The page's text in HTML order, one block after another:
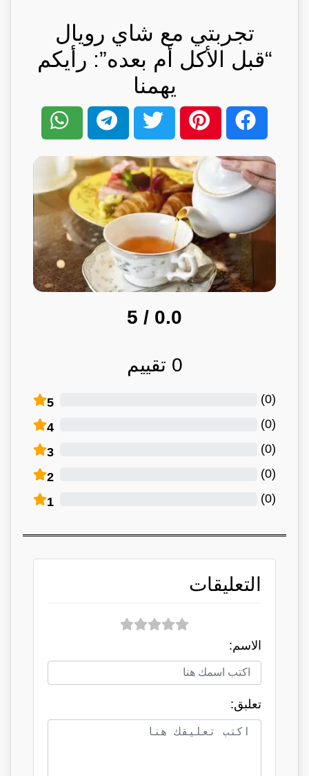
تجربتي مع شاي رويال
“قبل الأكل أم بعده”: رأيكم
يهمنا
0.0
/ 5
0 تقييم
5 (
0
)
4 (
0
)
3 (
0
)
2 (
0
)
1 (
0
)
التعليقات
الاسم:
تعلبق: